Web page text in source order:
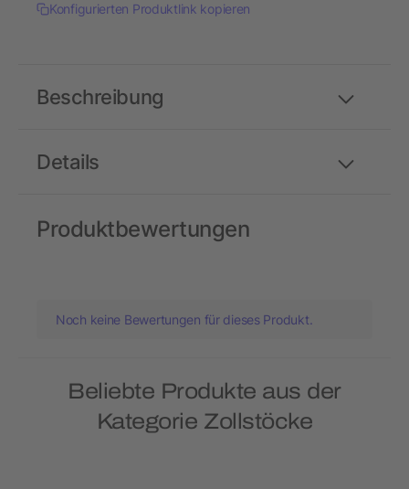
Konfigurierten Produktlink kopieren
Details
Beschreibung
Produktbewertungen
Noch keine Bewertungen für dieses Produkt.
Beliebte Produkte aus der
Kategorie Zollstöcke